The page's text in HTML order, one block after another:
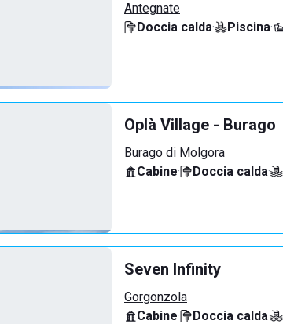
Antegnate
Doccia calda· Piscina·
Oplà Village - Burago
Burago di Molgora
Cabine· Doccia calda·
Seven Infinity
Gorgonzola
Cabine· Doccia calda·